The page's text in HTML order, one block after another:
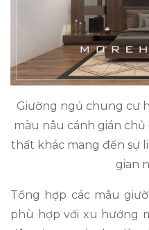
Giường ngủ chung cư
màu nâu cánh gián
thất khác mang đến sự
gian
Tổng hợp các mẫu
phù hợp với xu hướng